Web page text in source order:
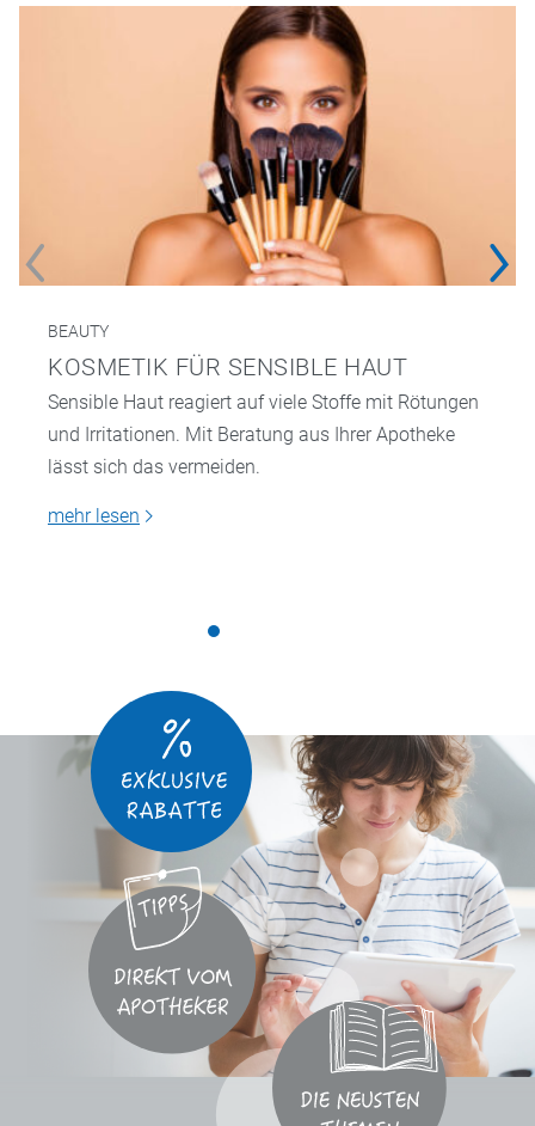
BEAUTY
KOSMETIK FÜR SENSIBLE HAUT
Sensible Haut reagiert auf viele Stoffe mit Rötungen
und Irritationen. Mit Beratung aus Ihrer Apotheke
lässt sich das vermeiden.
mehr lesen